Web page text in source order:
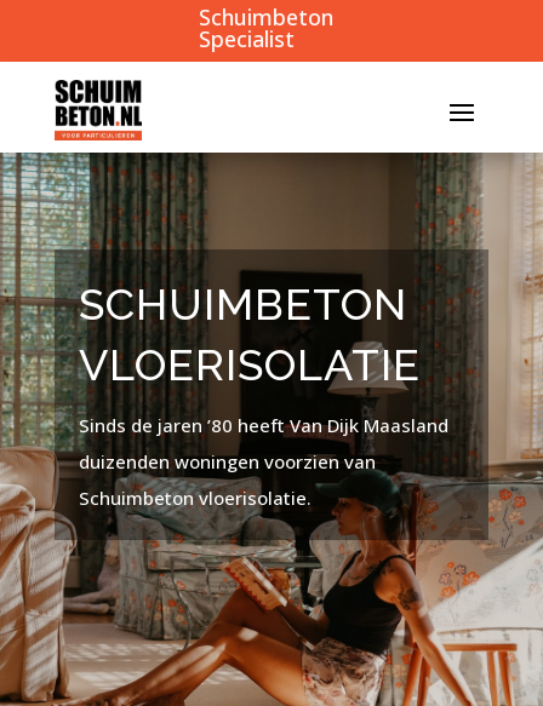
Schuimbeton
Specialist
SCHUIMBETON
VLOERISOLATIE
Sinds de jaren ’80 heeft Van Dijk Maasland
duizenden woningen voorzien van
Schuimbeton vloerisolatie.